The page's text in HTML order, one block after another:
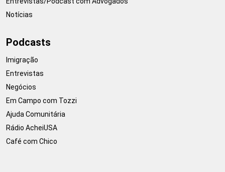
Notícias
Podcasts
Imigração
Entrevistas
Negócios
Em Campo com Tozzi
Ajuda Comunitária
Rádio AcheiUSA
Café com Chico